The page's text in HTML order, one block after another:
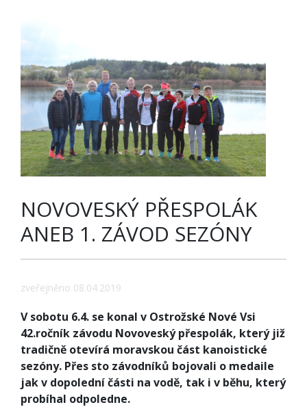
NOVOVESKÝ PŘESPOLÁK
ANEB 1. ZÁVOD SEZÓNY
zveřejněno 08.04.2019
V sobotu 6.4. se konal v Ostrožské Nové Vsi
42.ročník závodu Novoveský přespolák, který již
tradičně otevírá moravskou část kanoistické
sezóny. Přes sto závodníků bojovali o medaile
jak v dopolední části na vodě, tak i v běhu, který
probíhal odpoledne.